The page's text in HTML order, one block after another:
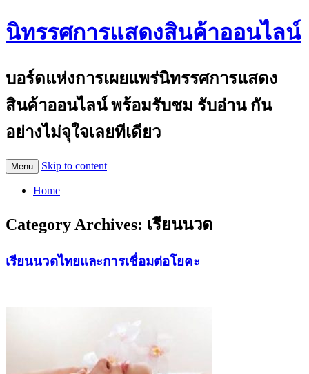
นิทรรศการแสดงสินค้าออนไลน์
บอร์ดแห่งการเผยแพร่นิทรรศการแสดง
สินค้าออนไลน์ พร้อมรับชม รับอ่าน กัน
อย่างไม่จุใจเลยทีเดียว
Menu Skip to content
Home
Category Archives: เรียนนวด
เรียนนวดไทยและการเชื่อมต่อโยคะ